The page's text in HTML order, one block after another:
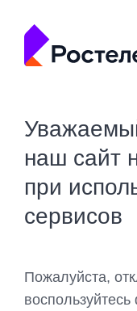
наш сайт
при
сервисов
Пожалуйста,